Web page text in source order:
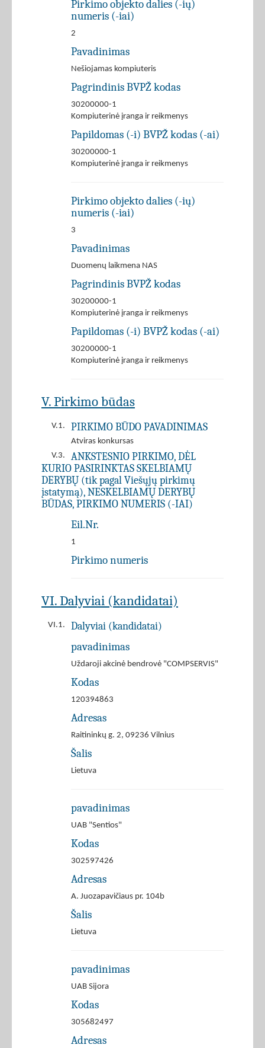
Pirkimo objekto dalies (-ių)
numeris (-iai)
2
Pavadinimas
Nešiojamas kompiuteris
Pagrindinis BVPŽ kodas
30200000-1
Kompiuterinė įranga ir reikmenys
Papildomas (-i) BVPŽ kodas (-ai)
30200000-1
Kompiuterinė įranga ir reikmenys
Pirkimo objekto dalies (-ių)
numeris (-iai)
3
Pavadinimas
Duomenų laikmena NAS
Pagrindinis BVPŽ kodas
30200000-1
Kompiuterinė įranga ir reikmenys
Papildomas (-i) BVPŽ kodas (-ai)
30200000-1
Kompiuterinė įranga ir reikmenys
V. Pirkimo būdas
V.1. PIRKIMO BŪDO PAVADINIMAS
Atviras konkursas
V.3.
ANKSTESNIO PIRKIMO, DĖL
KURIO PASIRINKTAS SKELBIAMŲ
DERYBŲ (tik pagal Viešųjų pirkimų
įstatymą), NESKELBIAMŲ DERYBŲ
BŪDAS, PIRKIMO NUMERIS (-IAI)
Eil.Nr.
1
Pirkimo numeris
VI. Dalyviai (kandidatai)
VI.1. Dalyviai (kandidatai)
pavadinimas
Uždaroji akcinė bendrovė "COMPSERVIS"
Kodas
120394863
Adresas
Raitininkų g. 2, 09236 Vilnius
Šalis
Lietuva
pavadinimas
UAB "Sentios"
Kodas
302597426
Adresas
A. Juozapavičiaus pr. 104b
Šalis
Lietuva
pavadinimas
UAB Sijora
Kodas
305682497
Adresas